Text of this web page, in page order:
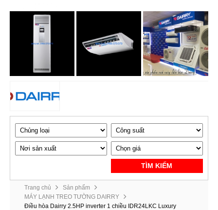
TÌM KIẾM
Trang chủ
Sản phẩm
MÁY LẠNH TREO TƯỜNG DAIRRY
Điều hòa Dairry 2.5HP inverter 1 chiều IDR24LKC Luxury